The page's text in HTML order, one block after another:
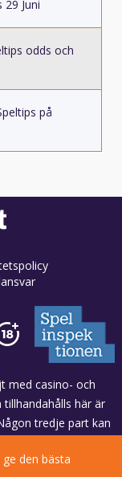
Juni
odds och
på
med casino- och
här är
tredje part kan
information.
den bästa